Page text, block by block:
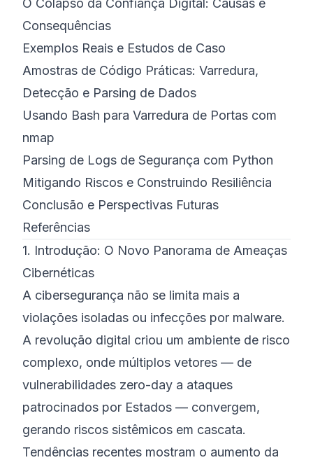
O Colapso da Confiança Digital: Causas e
Consequências
Exemplos Reais e Estudos de Caso
Amostras de Código Práticas: Varredura,
Detecção e Parsing de Dados
Usando Bash para Varredura de Portas com
nmap
Parsing de Logs de Segurança com Python
Mitigando Riscos e Construindo Resiliência
Conclusão e Perspectivas Futuras
Referências
1. Introdução: O Novo Panorama de Ameaças
Cibernéticas
A cibersegurança não se limita mais a
violações isoladas ou infecções por malware.
A revolução digital criou um ambiente de risco
complexo, onde múltiplos vetores — de
vulnerabilidades zero-day a ataques
patrocinados por Estados — convergem,
gerando riscos sistêmicos em cascata.
Tendências recentes mostram o aumento da